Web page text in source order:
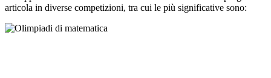
articola in diverse competizioni, tra cui le più significative sono: